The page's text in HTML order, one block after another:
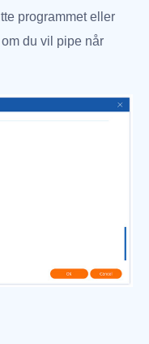
programmet eller
du vil pipe når